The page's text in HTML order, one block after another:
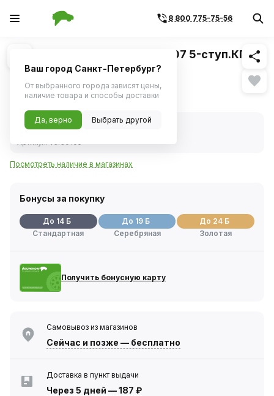
8 800 775-75-56
1/1 Похожие
Датчик заднего хода ВАЗ-2107 5-ступ.КПП
(STARTVOLT) VS-RS 0105
261 ₽
В наличии
Посмотреть наличие в магазинах
Бонусы за покупку
До 14 Б
Стандартная
До 19 Б
Серебряная
До 24 Б
Золотая
Получить бонусную карту
Самовывоз из магазинов
Сейчас и позже — бесплатно
Доставка в пункт выдачи
Через 5 дней —187 ₽
Ваш город Санкт-Петербург?
От выбранного города зависят цены,
наличие товара и способы доставки
Да, верно Выбрать другой